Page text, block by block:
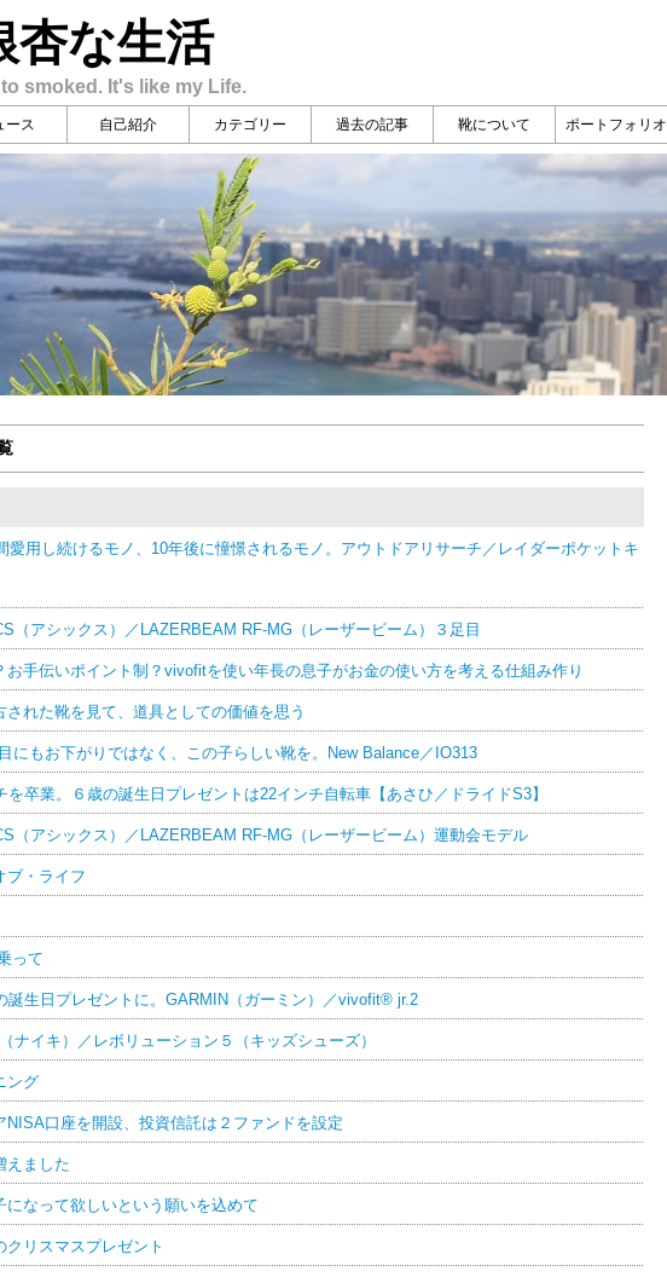
杏な生活
smoked. It's like my Life.
ース 自己紹介 カテゴリー 過去の記事 靴について ポートフォリオ
愛用し続けるモノ、10年後に憧憬されるモノ。アウトドアリサーチ／レイダーポケットキ
（アシックス）／LAZERBEAM RF-MG（レーザービーム）３足目
お手伝いポイント制？vivofitを使い年長の息子がお金の使い方を考える仕組み作り
された靴を見て、道具としての価値を思う
にもお下がりではなく、この子らしい靴を。New Balance／IO313
を卒業。６歳の誕生日プレゼントは22インチ自転車【あさひ／ドライドS3】
（アシックス）／LAZERBEAM RF-MG（レーザービーム）運動会モデル
ブ・ライフ
って
誕生日プレゼントに。GARMIN（ガーミン）／vivofit® jr.2
ナイキ）／レボリューション５（キッズシューズ）
ング
NISA口座を開設、投資信託は２ファンドを設定
えました
になって欲しいという願いを込めて
クリスマスプレゼント